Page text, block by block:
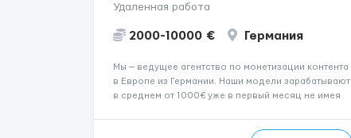
Удаленная работа
2000-10000 € Германия
Мы — ведущее агентство по монетизации контента
в Европе из Германии. Наши модели зарабатывают
в среднем от 1000€ уже в первый месяц не имея